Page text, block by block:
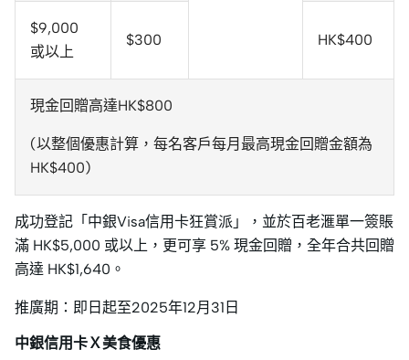
$9,000
或以上
$300 HK$400
現金回贈高達HK$800
(以整個優惠計算，每名客戶每月最高現金回贈金額為
HK$400)
成功登記「中銀Visa信用卡狂賞派」，並於百老滙單一簽賬
滿 HK$5,000 或以上，更可享 5% 現金回贈，全年合共回贈
高達 HK$1,640。
推廣期：即日起至2025年12月31日
中銀信用卡Ｘ美食優惠